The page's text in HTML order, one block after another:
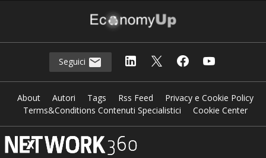
Seguici
About Autori Tags Rss Feed
Privacy e Cookie Policy
Terms&Conditions Contenuti Specialistici
Cookie Center